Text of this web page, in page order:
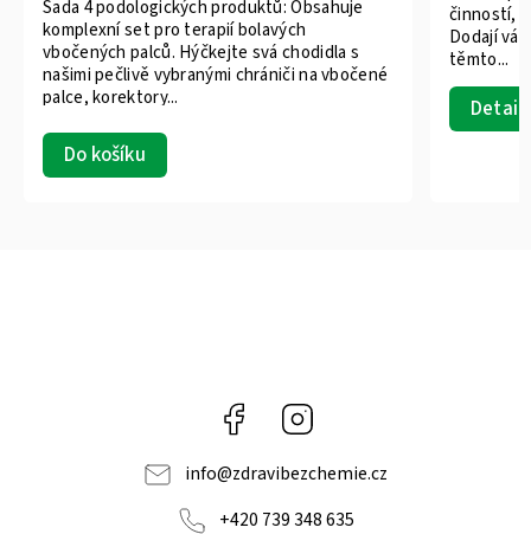
Do košíku
Sada 4 podologických produktů: Obsahuje
komplexní set pro terapií bolavých
vbočených palců. Hýčkejte svá chodidla s
našimi pečlivě vybranými chrániči na vbočené
palce, korektory...
Detail
činností,
Dodají
těmto...
Facebook
info@zdravibezchemie.cz
+420 739 348 635